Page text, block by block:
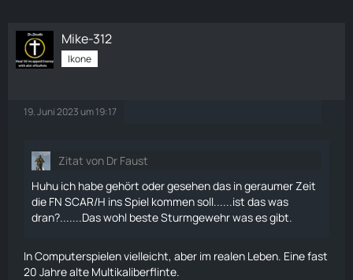
Mike-312
Ikone
19. Juni 2023 um 19:17
Zitat von Dr Faust
Huhu ich habe gehört oder gesehen das in geraumer Zeit
die FN SCAR/H ins Spiel kommen soll......ist das was
dran?.......Das wohl beste Sturmgewehr was es gibt.
In Computerspielen vielleicht, aber im realen Leben. Eine fast
20 Jahre alte Multikaliberflinte.